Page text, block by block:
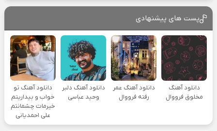
پست های پیشنهادی
دانلود آهنگ
مخلوق فرووال
دانلود آهنگ عمر
رفته فرووال
دانلود آهنگ دلبر
وحید عباسی
دانلود آهنگ تو
خواب و بیداریتم
خیرمات چشمانتم
علی احمدیانی